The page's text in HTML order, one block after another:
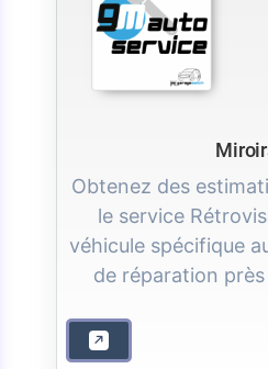
Obtenez des
le service
véhicule spécifique
de réparation